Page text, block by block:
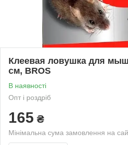
Клеевая ловушка для
см, BROS
В наявності
Опт і роздріб
165 ₴
Мінімальна сума замовлення на